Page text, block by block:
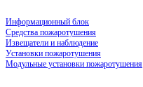
Информационный блок
Средства пожаротушения
Извещатели и наблюдение
Установки пожаротушения
Модульные установки пожаротушения